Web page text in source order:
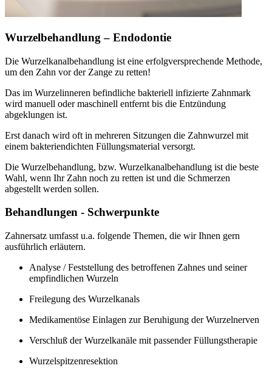
Wurzelbehandlung – Endodontie
Die Wurzelkanalbehandlung ist eine erfolgversprechende Methode,
um den Zahn vor der Zange zu retten!
Das im Wurzelinneren befindliche bakteriell infizierte Zahnmark
wird manuell oder maschinell entfernt bis die Entzündung
abgeklungen ist.
Erst danach wird oft in mehreren Sitzungen die Zahnwurzel mit
einem bakteriendichten Füllungsmaterial versorgt.
Die Wurzelbehandlung, bzw. Wurzelkanalbehandlung ist die beste
Wahl, wenn Ihr Zahn noch zu retten ist und die Schmerzen
abgestellt werden sollen.
Behandlungen - Schwerpunkte
Zahnersatz umfasst u.a. folgende Themen, die wir Ihnen gern
ausführlich erläutern.
Analyse / Feststellung des betroffenen Zahnes und seiner
empfindlichen Wurzeln
Freilegung des Wurzelkanals
Medikamentöse Einlagen zur Beruhigung der Wurzelnerven
Verschluß der Wurzelkanäle mit passender Füllungstherapie
Wurzelspitzenresektion